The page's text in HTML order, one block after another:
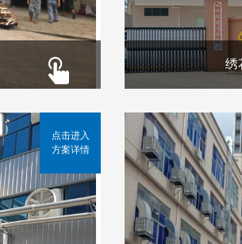
绣
点击进入
方案详情